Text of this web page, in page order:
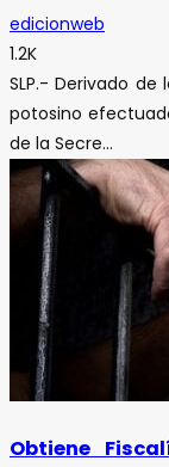
edicionweb
1.2K
SLP.- Derivado
potosino
de la Secre...
Obtiene